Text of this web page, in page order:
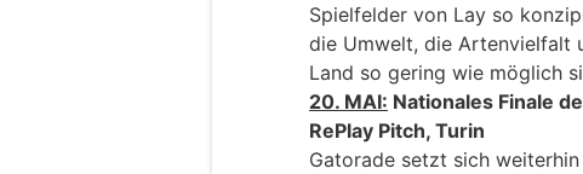
Spielfelder von Lay so
die Umwelt, die Artenvielfalt
Land so gering wie möglich
20. MAI: Nationales Finale
RePlay Pitch, Turin
Gatorade setzt sich